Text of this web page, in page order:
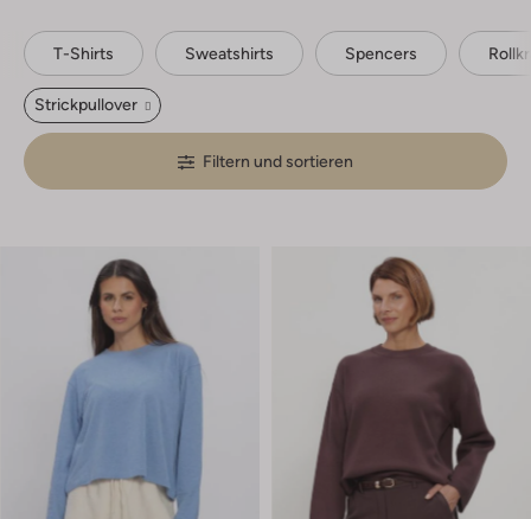
T-Shirts Sweatshirts Spencers
Strickpullover
Filtern und sortieren